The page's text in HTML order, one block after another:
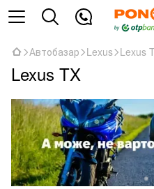
Автобазар Lexus Lexus
Lexus TX